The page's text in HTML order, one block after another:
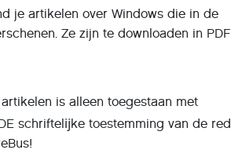
je artikelen over Windows die in de
Ze zijn te downloaden in
is alleen toegestaan met
schriftelĳke toestemming van de